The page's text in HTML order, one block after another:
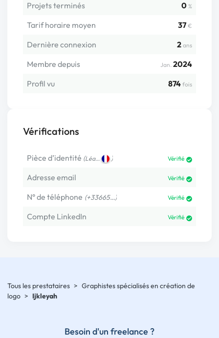
Projets terminés 0 %
Tarif horaire moyen 37 €
Dernière connexion 2 ans
Membre depuis Jan. 2024
Profil vu
874 fois
Vérifications
Pièce d’identité (Léa… ) Vérifié
Adresse email Vérifié
N° de téléphone (+33665…) Vérifié
Compte LinkedIn Vérifié
Tous les prestataires > Graphistes spécialisés en création de
logo > Ijkleyah
Besoin d'un freelance ?